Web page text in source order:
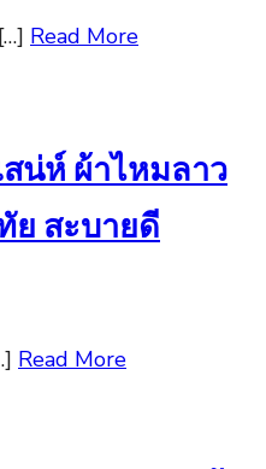
Read More
น่ห์ ผ้าไหมลาว
ย สะบายดี
Read More